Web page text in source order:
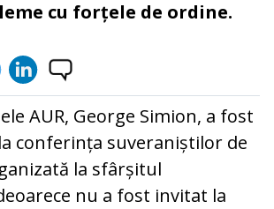
cu forțele de ordine.
AUR, George Simion, a fost
conferința suveraniștilor de
la sfârșitul
nu a fost invitat la